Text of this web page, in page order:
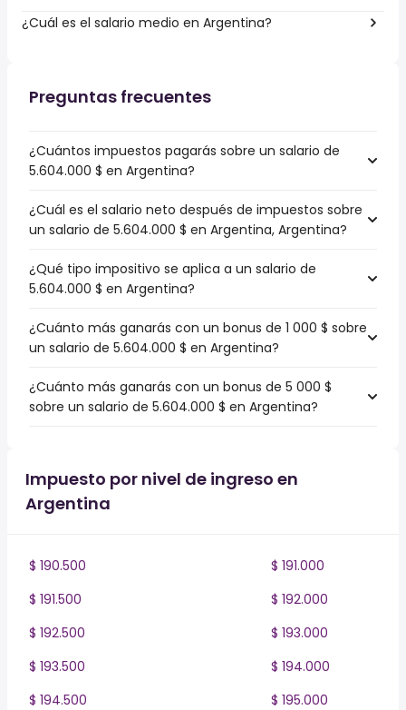
¿Cuál es el salario medio en Argentina?
Preguntas frecuentes
¿Cuántos impuestos pagarás sobre un salario de
5.604.000 $ en Argentina?
¿Cuál es el salario neto después de impuestos sobre
un salario de 5.604.000 $ en Argentina, Argentina?
¿Qué tipo impositivo se aplica a un salario de
5.604.000 $ en Argentina?
¿Cuánto más ganarás con un bonus de 1 000 $ sobre
un salario de 5.604.000 $ en Argentina?
¿Cuánto más ganarás con un bonus de 5 000 $
sobre un salario de 5.604.000 $ en Argentina?
Impuesto por nivel de ingreso en
Argentina
$ 190.500
$ 191.000
$ 191.500
$ 192.000
$ 192.500
$ 193.000
$ 193.500
$ 194.000
$ 194.500
$ 195.000